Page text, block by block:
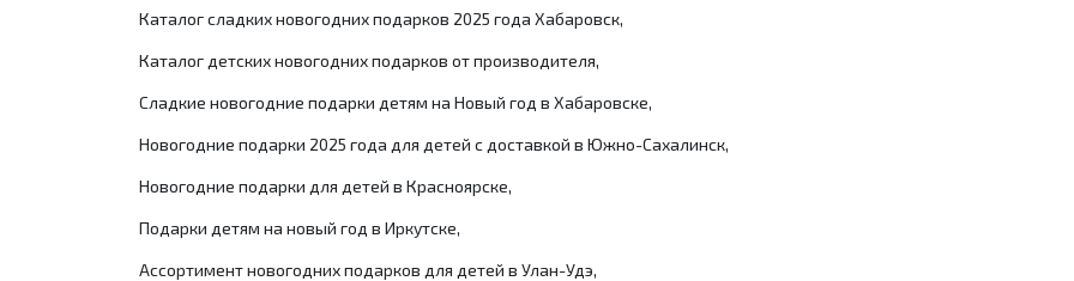
Каталог сладких новогодних подарков 2025 года Хабаровск,
Каталог детских новогодних подарков от производителя,
Сладкие новогодние подарки детям на Новый год в Хабаровске,
Новогодние подарки 2025 года для детей с доставкой в Южно-Сахалинск,
Новогодние подарки для детей в Красноярске,
Подарки детям на новый год в Иркутске,
Ассортимент новогодних подарков для детей в Улан-Удэ,